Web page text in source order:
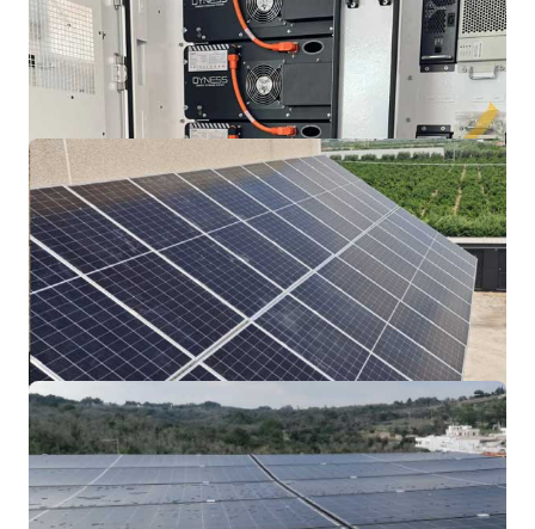
Accumulo all-in-one
Bari
Sistema di accumulo all-in-one con
raffreddamento ad aria, da 80 kWh
Impianto industriale